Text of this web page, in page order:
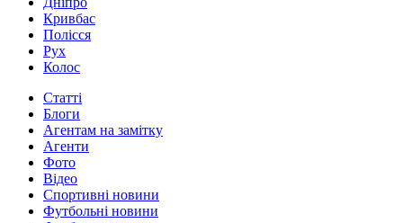
Кривбас
Полісся
Рух
Колос
Статті
Блоги
Агентам на замітку
Агенти
Фото
Відео
Спортивні новини
Футбольні новини